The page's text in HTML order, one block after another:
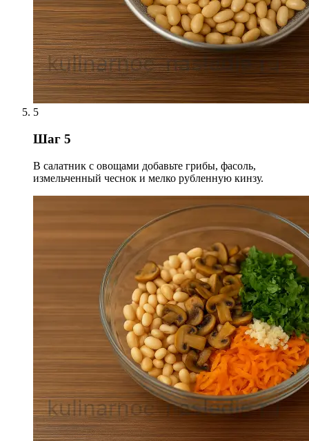
5
Шаг 5
В салатник с овощами добавьте грибы, фасоль,
измельченный чеснок и мелко рубленную кинзу.